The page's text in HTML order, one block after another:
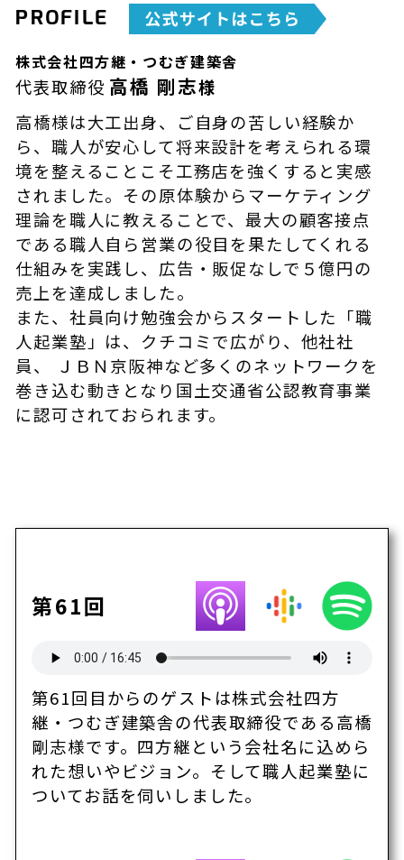
PROFILE
株式会社四方継・つむぎ建築舎
代表取締役 高橋 剛志様
高橋様は大工出身、ご自身の苦しい経験か
ら、職人が安心して将来設計を考えられる環
境を整えることこそ工務店を強くすると実感
されました。その原体験からマーケティング
理論を職人に教えることで、最大の顧客接点
である職人自ら営業の役目を果たしてくれる
仕組みを実践し、広告・販促なしで５億円の
売上を達成しました。
また、社員向け勉強会からスタートした「職
人起業塾」は、クチコミで広がり、他社社
員、 ＪＢＮ京阪神など多くのネットワークを
巻き込む動きとなり国土交通省公認教育事業
に認可されておられます。
第61回
第61回目からのゲストは株式会社四方
継・つむぎ建築舎の代表取締役である高橋
剛志様です。四方継という会社名に込めら
れた想いやビジョン。そして職人起業塾に
ついてお話を伺いしました。